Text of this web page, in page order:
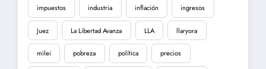
impuestos industria inflación ingresos
Juez La Libertad Avanza LLA llaryora
milei pobreza política precios